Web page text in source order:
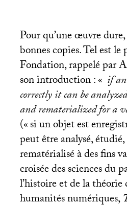
Pour qu’une œuvre
bonnes copies. Tel est le
Fondation, rappelé par
son introduction : « if
correctly it can be
and rematerialized for a
(«si un objet est
peut être analysé,
rematérialisé à des fins
croisée des sciences du
l’histoire et de la théorie
humanités numériques,